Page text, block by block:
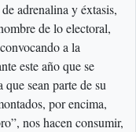
adrenalina y éxtasis,
de lo electoral,
a la
este año que se
sean parte de su
por encima,
nos hacen consumir,